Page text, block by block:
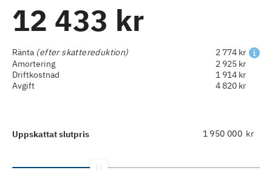
12 433 kr
Ränta (efter skattereduktion)
2 774 kr
Amortering
2 925 kr
Driftkostnad
1 914 kr
Avgift
4 820 kr
Uppskattat slutpris kr